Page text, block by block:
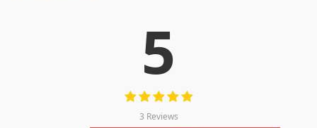
5
3 Reviews